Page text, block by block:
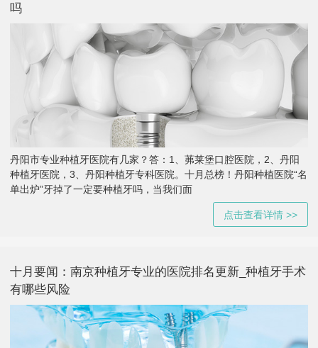
吗
丹阳市专业种植牙医院有几家？答：1、茀莱堡口腔医院，2、丹阳
种植牙医院，3、丹阳种植牙专科医院。十月总榜！丹阳种植医院“名
单出炉”牙掉了一定要种植牙吗，当我们面
点击查看详情 >>
十月要闻：南京种植牙专业的医院排名更新_种植牙手术
有哪些风险